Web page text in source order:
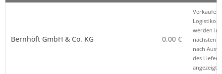
Bernhöft GmbH & Co. KG 0,00 €
Verkäufer
werden im
nächsten
nach
des
angezeigt.